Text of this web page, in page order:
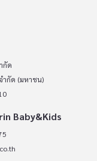
กัด
ำกัด (มหาชน)
Baby&Kids